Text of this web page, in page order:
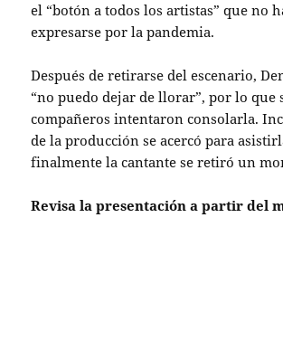
el “botón a todos los artistas” que no
expresarse por la pandemia.
Después de retirarse del escenario,
“no puedo dejar de llorar”, por lo que
compañeros intentaron consolarla.
de la producción se acercó para
finalmente la cantante se retiró un
Revisa la presentación a partir del